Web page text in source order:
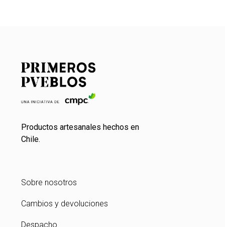
Productos artesanales hechos en
Chile.
Sobre nosotros
Cambios y devoluciones
Despacho